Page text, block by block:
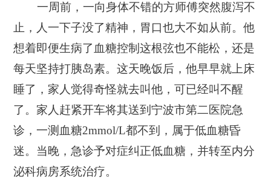
一周前，一向身体不错的方师傅突然腹泻不
止，人一下子没了精神，胃口也大不如从前。他
想着即便生病了血糖控制这根弦也不能松，还是
每天坚持打胰岛素。这天晚饭后，他早早就上床
睡了，家人觉得奇怪就去叫他，可已经叫不醒
了。家人赶紧开车将其送到宁波市第二医院急
诊，一测血糖2mmol/L都不到，属于低血糖昏
迷。当晚，急诊予对症纠正低血糖，并转至内分
泌科病房系统治疗。